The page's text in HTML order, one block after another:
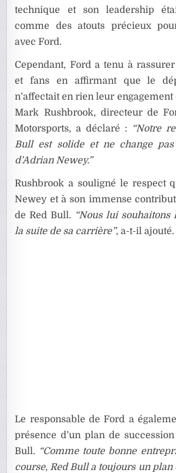
technique et son leadership
comme des atouts précieux
avec Ford.
Cependant, Ford a tenu à
et fans en affirmant que le
n’affectait en rien leur engagement
Mark Rushbrook, directeur de
Motorsports, a déclaré :
“Notre
Bull est solide et ne change
d’Adrian Newey.”
Rushbrook a souligné le respect
Newey et à son immense
de Red Bull. “Nous lui
la suite de sa carrière”, a-t-il ajouté.
Le responsable de Ford a
présence d’un plan de
Bull. “Comme toute bonne
course, Red Bull a toujours un plan